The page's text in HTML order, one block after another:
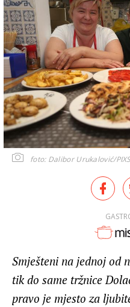
foto: Dalibor Urukalović/
Smješteni na jednoj od
tik do same tržnice
pravo je mjesto za